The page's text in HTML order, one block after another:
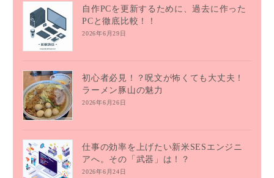
自作PCを更新するために、過去に作った
PCと徹底比較！！
2026年6月29日
初心者必見！？呪文が怖くても大丈夫！
ラーメン豚山の魅力
2026年6月26日
仕事の効率を上げたい新米SESエンジニ
アへ。その「武器」は！？
2026年6月24日